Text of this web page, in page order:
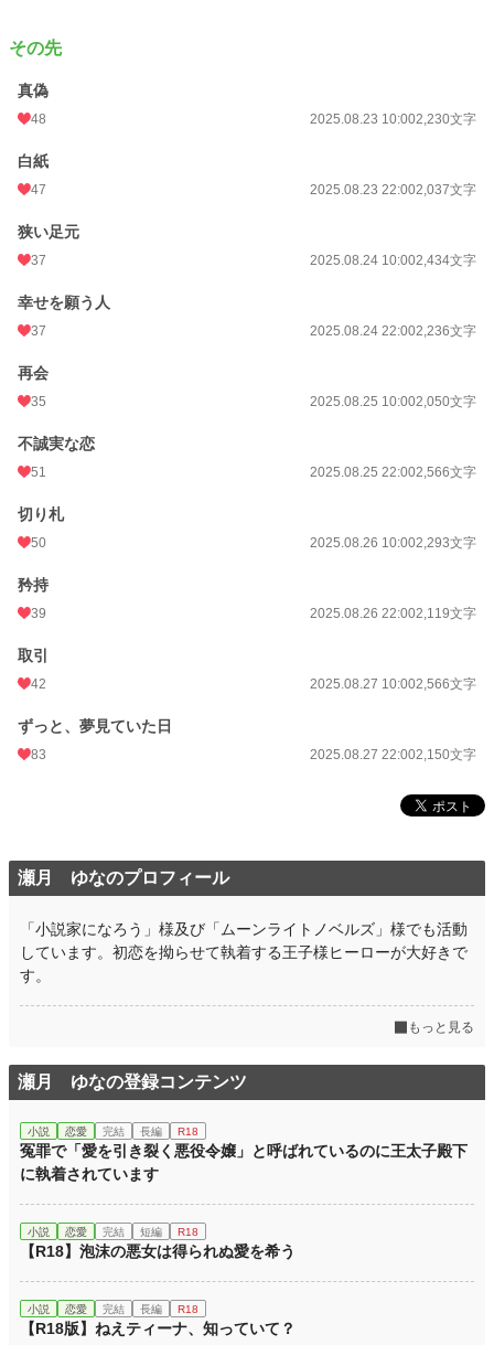
その先
真偽
48 2025.08.23 10:002,230文字
白紙
47 2025.08.23 22:002,037文字
狭い足元
37 2025.08.24 10:002,434文字
幸せを願う人
37 2025.08.24 22:002,236文字
再会
35 2025.08.25 10:002,050文字
不誠実な恋
51 2025.08.25 22:002,566文字
切り札
50 2025.08.26 10:002,293文字
矜持
39 2025.08.26 22:002,119文字
取引
42 2025.08.27 10:002,566文字
ずっと、夢見ていた日
83 2025.08.27 22:002,150文字
瀬月 ゆなのプロフィール
「小説家になろう」様及び「ムーンライトノベルズ」様でも活動
しています。初恋を拗らせて執着する王子様ヒーローが大好きで
す。
もっと見る
瀬月 ゆなの登録コンテンツ
小説 恋愛 完結 長編 R18
冤罪で「愛を引き裂く悪役令嬢」と呼ばれているのに王太子殿下
に執着されています
小説 恋愛 完結 短編 R18
【R18】泡沫の悪女は得られぬ愛を希う
小説 恋愛 完結 長編 R18
【R18版】ねえティーナ、知っていて？